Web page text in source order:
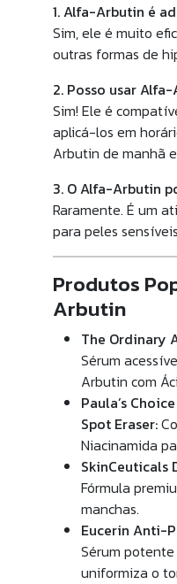
1. Alfa-Arbutin é
Sim, ele é muito
outras formas de
2. Posso usar
Sim! Ele é
aplicá-los em
Arbutin de manhã
3. O Alfa-Arbutin
Raramente. É um
para peles
Produtos
Arbutin
The Ordinary
Sérum
Arbutin com
Paula’s
Spot Eraser:
Niacinamida
SkinCeuticals
Fórmula
manchas.
Eucerin Anti-
Sérum
uniformiza o